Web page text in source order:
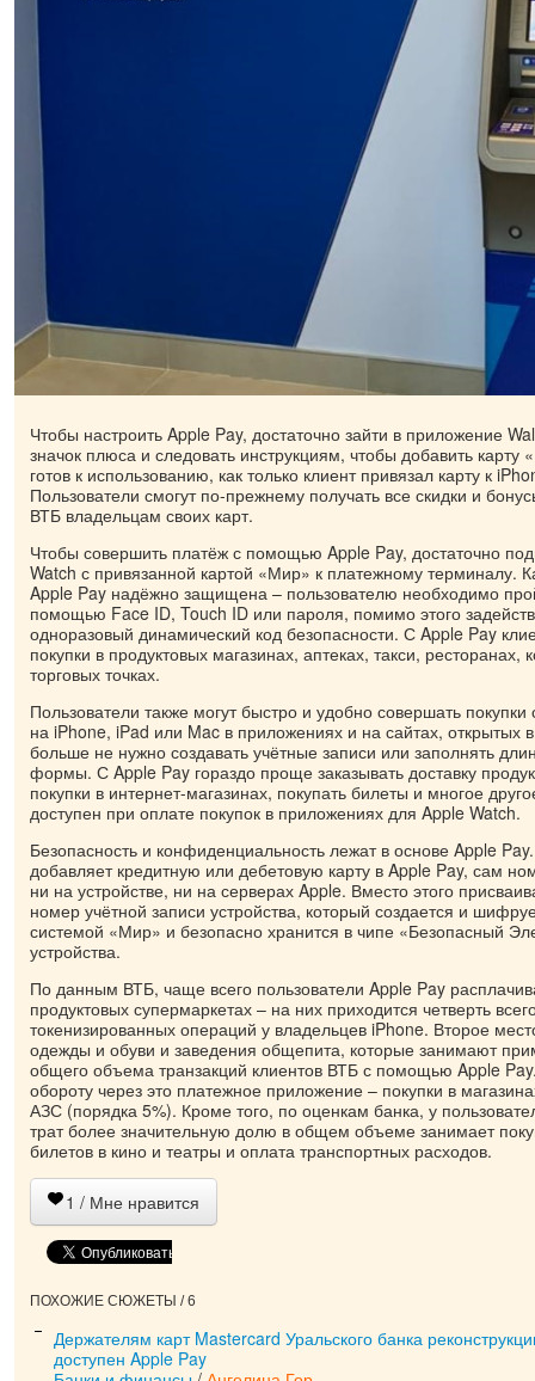
Чтобы настроить Apple Pay, достаточно зайти в приложение
значок плюса и следовать инструкциям, чтобы добавить
готов к использованию, как только клиент привязал карту к
Пользователи смогут по-прежнему получать все скидки и
ВТБ владельцам своих карт.
Чтобы совершить платёж с помощью Apple Pay, достаточно
Watch с привязанной картой «Мир» к платежному терминалу.
Apple Pay надёжно защищена – пользователю необходимо
помощью Face ID, Touch ID или пароля, помимо этого
одноразовый динамический код безопасности. С Apple Pay
покупки в продуктовых магазинах, аптеках, такси, ресторанах,
торговых точках.
Пользователи также могут быстро и удобно совершать
на iPhone, iPad или Mac в приложениях и на сайтах, открытых
больше не нужно создавать учётные записи или заполнять
формы. С Apple Pay гораздо проще заказывать доставку
покупки в интернет-магазинах, покупать билеты и многое
доступен при оплате покупок в приложениях для Apple Watch.
Безопасность и конфиденциальность лежат в основе Apple
добавляет кредитную или дебетовую карту в Apple Pay, сам
ни на устройстве, ни на серверах Apple. Вместо этого
номер учётной записи устройства, который создается и
системой «Мир» и безопасно хранится в чипе «Безопасный
устройства.
По данным ВТБ, чаще всего пользователи Apple Pay
продуктовых супермаркетах – на них приходится четверть
токенизированных операций у владельцев iPhone. Второе
одежды и обуви и заведения общепита, которые занимают
общего объема транзакций клиентов ВТБ с помощью Apple
обороту через это платежное приложение – покупки в
АЗС (порядка 5%). Кроме того, по оценкам банка, у
трат более значительную долю в общем объеме занимает
билетов в кино и театры и оплата транспортных расходов.
1 / Мне нравится
ПОХОЖИЕ СЮЖЕТЫ / 6
Держателям карт Mastercard Уральского банка
доступен Apple Pay